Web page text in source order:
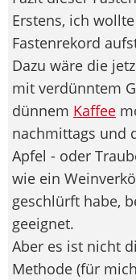
Erstens, ich
Fastenrekord
Dazu wäre die
mit verdünntem
dünnem Kaffee
nachmittags und
Apfel - oder
wie ein
geschlürft habe,
geeignet.
Aber es ist nicht
Methode (für